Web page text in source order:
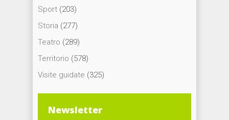
Sport (203)
Storia (277)
Teatro (289)
Territorio (578)
Visite guidate (325)
Newsletter